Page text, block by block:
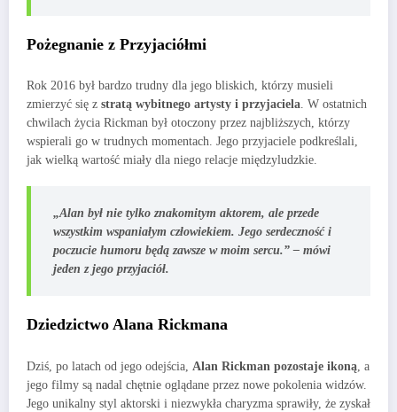
Pożegnanie z Przyjaciółmi
Rok 2016 był bardzo trudny dla jego bliskich, którzy musieli
zmierzyć się z stratą wybitnego artysty i przyjaciela. W ostatnich
chwilach życia Rickman był otoczony przez najbliższych, którzy
wspierali go w trudnych momentach. Jego przyjaciele podkreślali,
jak wielką wartość miały dla niego relacje międzyludzkie.
„Alan był nie tylko znakomitym aktorem, ale przede
wszystkim wspaniałym człowiekiem. Jego serdeczność i
poczucie humoru będą zawsze w moim sercu.” – mówi
jeden z jego przyjaciół.
Dziedzictwo Alana Rickmana
Dziś, po latach od jego odejścia, Alan Rickman pozostaje ikoną , a
jego filmy są nadal chętnie oglądane przez nowe pokolenia widzów.
Jego unikalny styl aktorski i niezwykła charyzma sprawiły, że zyskał